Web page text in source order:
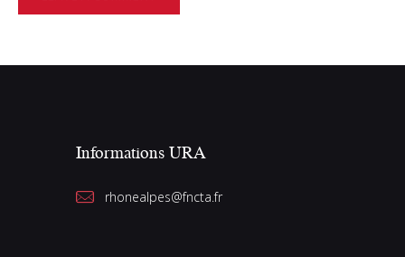
Informations URA
rhonealpes@fncta.fr